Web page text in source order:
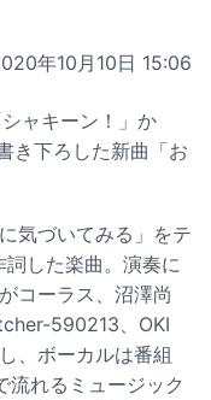
年10月10日 15:06
ャキーン！」か
き下ろした新曲「お
気づいてみる」をテ
した楽曲。演奏に
コーラス、沼澤尚
590213、OKI
、ボーカルは番組
流れるミュージック